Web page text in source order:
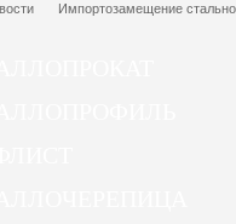
Импортозамещение